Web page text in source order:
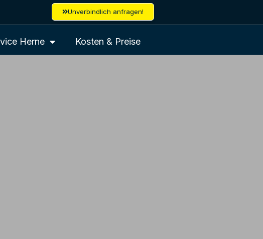
Unverbindlich anfragen!
Herne Kosten & Preise